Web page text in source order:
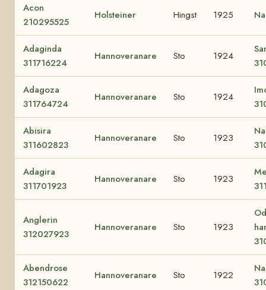
Acon
210295525
Holsteiner Hingst 1925
Adaginda
311716224
Hannoveranare Sto 1924
Adagoza
311764724
Hannoveranare Sto 1924
Abisira
311602823
Hannoveranare Sto 1923
Adagira
311701923
Hannoveranare Sto 1923
Anglerin
312027923
Hannoveranare Sto 1923
Abendrose
312150622
Hannoveranare Sto 1922